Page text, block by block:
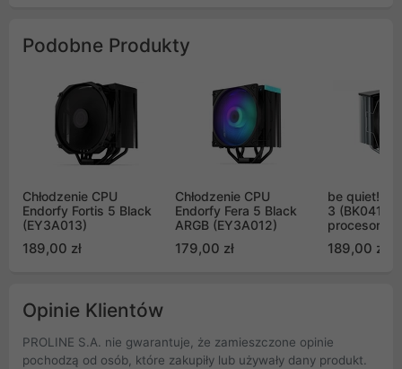
Podobne Produkty
Chłodzenie CPU
Endorfy Fortis 5 Black
(EY3A013)
189,00 zł
Chłodzenie CPU
Endorfy Fera 5 Black
ARGB (EY3A012)
179,00 zł
be quiet!
3 (BK041) -
procesora
189,00 zł
Opinie Klientów
PROLINE S.A. nie gwarantuje, że zamieszczone opinie
pochodzą od osób, które zakupiły lub używały dany produkt.